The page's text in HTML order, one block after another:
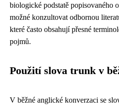
biologické podstatě popisovaného
možné konzultovat odbornou
které často obsahují přesné
pojmů.
Použití slova trunk v
V běžné anglické konverzaci se